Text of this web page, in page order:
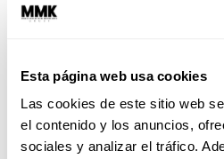
Esta página web usa cookies
Las cookies de este sitio web
el contenido y los anuncios,
sociales y analizar el tráfico.
debatiendo muchísimo y
este extremo.
No dejes de leer:
cuerpo, ¡no eres